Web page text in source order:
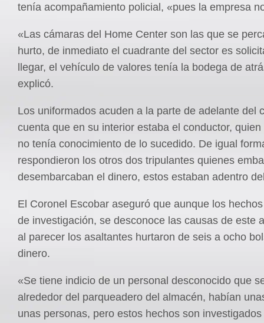
tenía acompañamiento policial, «pues la empresa
«Las cámaras del Home Center son las que se
hurto, de inmediato el cuadrante del sector es
llegar, el vehículo de valores tenía la bodega de
explicó.
Los uniformados acuden a la parte de adelante del
cuenta que en su interior estaba el conductor,
no tenía conocimiento de lo sucedido. De igual
respondieron los otros dos tripulantes quienes
desembarcaban el dinero, estos estaban adentro
El Coronel Escobar aseguró que aunque los
de investigación, se desconoce las causas de este
al parecer los asaltantes hurtaron de seis a ocho
dinero.
«Se tiene indicio de un personal desconocido que
alrededor del parqueadero del almacén, habían
unas personas, pero estos hechos son